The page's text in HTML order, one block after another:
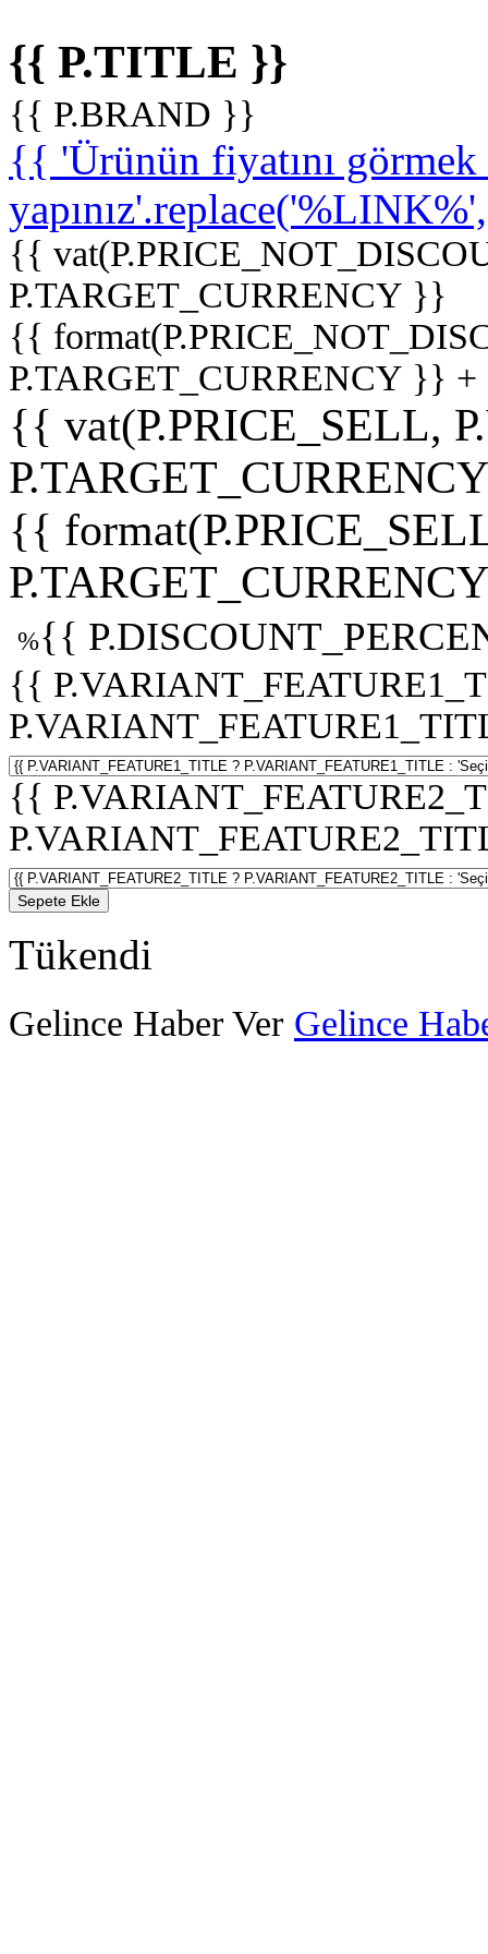
{{ P.TITLE }}
{{ P.BRAND }}
{{ 'Ürünün fiyatını
{{
P.TARGET_CURRENCY }}
{{
P.TARGET_CURRENCY }}
{{ vat(P.PRICE_SELL,
{{
%{{
{{
{{
Sepete Ekle
Tükendi
Gelince Haber Ver Gelince